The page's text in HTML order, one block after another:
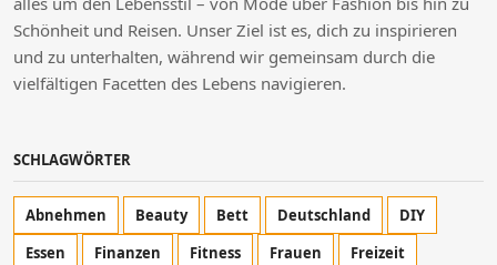
Schönheit und Reisen. Unser Ziel ist es, dich zu inspirieren
und zu unterhalten, während wir gemeinsam durch die
vielfältigen Facetten des Lebens navigieren.
SCHLAGWÖRTER
Abnehmen Beauty Bett Deutschland
DIY
Essen
Finanzen Fitness Frauen
Freizeit